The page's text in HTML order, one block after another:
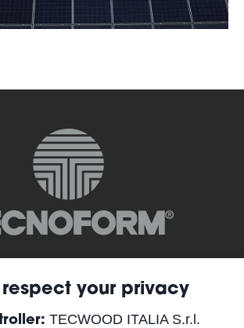
respect your privacy
TECWOOD ITALIA S.r.l.